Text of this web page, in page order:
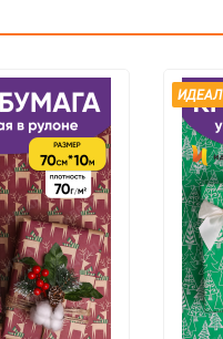
Не подлежит сертификации
Особых условий не требует
1
шт
ИДЕАЛ